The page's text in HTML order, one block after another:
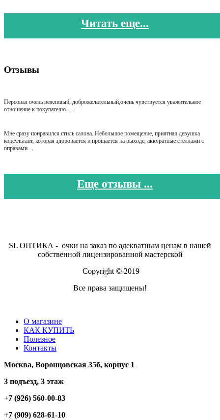
Читать еще...
Отзывы
Персонал очень вежливый, доброжелательный,очень чувствуется уважительное
отношение к покупателю....
Мне сразу понравился стиль салона. Небольшое помещение, приятная девушка
консультант, которая здоровается и прощается на выходе, аккуратные стеллажи с
оправами....
Еще отзывы ...
SL ОПТИКА - очки на заказ по адекватным ценам в нашей
собственной лицензированной мастерской
Copyright © 2019
Все права защищены!
О магазине
КАК КУПИТЬ
Полезное
Контакты
Москва, Воронцовская 35б, корпус 1
3 подъезд, 3 этаж
+7 (926) 560-00-83
+7 (909) 628-61-10